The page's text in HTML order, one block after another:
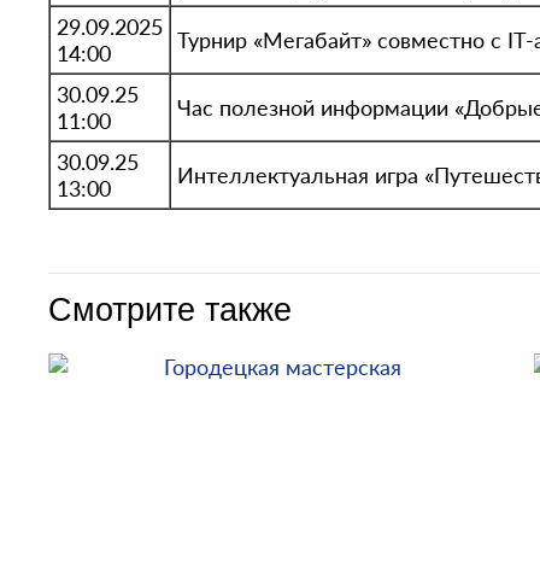
29.09.2025
14:00
Турнир «Мегабайт» совместно с
30.09.25
11:00
Час полезной информации
30.09.25
13:00
Интеллектуальная игра
Смотрите также